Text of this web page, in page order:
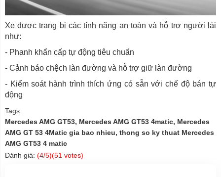
Xe được trang bị các tính năng an toàn và hỗ trợ người lái
như:
- Phanh khẩn cấp tự động tiêu chuẩn
- Cảnh báo chệch làn đường và hỗ trợ giữ làn đường
- Kiểm soát hành trình thích ứng có sẵn với chế độ bán tự
động
Tags:
Mercedes AMG GT53, Mercedes AMG GT53 4matic, Mercedes
AMG GT 53 4Matic gia bao nhieu, thong so ky thuat Mercedes
AMG GT53 4 matic
Đánh giá: (4/5)(51 votes)